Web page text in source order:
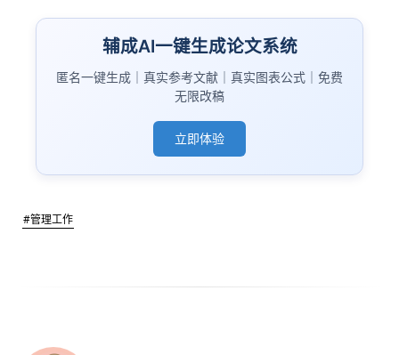
辅成AI一键生成论文系统
匿名一键生成｜真实参考文献｜真实图表公式｜免费
无限改稿
立即体验
#管理工作